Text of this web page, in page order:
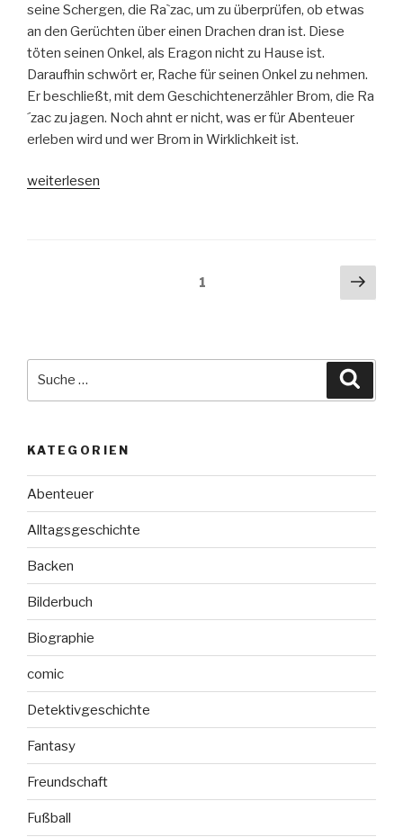
seine Schergen, die Ra`zac, um zu überprüfen, ob etwas
an den Gerüchten über einen Drachen dran ist. Diese
töten seinen Onkel, als Eragon nicht zu Hause ist.
Daraufhin schwört er, Rache für seinen Onkel zu nehmen.
Er beschließt, mit dem Geschichtenerzähler Brom, die Ra
´zac zu jagen. Noch ahnt er nicht, was er für Abenteuer
erleben wird und wer Brom in Wirklichkeit ist.
„Eragon-
weiterlesen
Seitennummerierung1
KATEGORIEN
Abenteuer
Alltagsgeschichte
Backen
Bilderbuch
Biographie
comic
Detektivgeschichte
Fantasy
Freundschaft
Fußball